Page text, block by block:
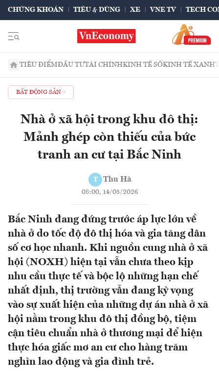
CHỨNG KHOÁN TIÊU & DÙNG XE VNE TV TECH
TIÊU ĐIỂMĐẦU TƯTÀI CHÍNHKINH TẾ SỐKINH TẾ XANH
BẤT ĐỘNG SẢN
Nhà ở xã hội trong khu đô thị:
Mảnh ghép còn thiếu của bức
tranh an cư tại Bắc Ninh
T Thu Hà
08:00, 14/05/2026
Bắc Ninh đang đứng trước áp lực lớn về
nhà ở do tốc độ đô thị hóa và gia tăng dân
số cơ học nhanh. Khi nguồn cung nhà ở xã
hội (NOXH) hiện tại vẫn chưa theo kịp
nhu cầu thực tế và bộc lộ những hạn chế
nhất định, thị trường vẫn đang kỳ vọng
vào sự xuất hiện của những dự án nhà ở xã
hội nằm trong khu đô thị đồng bộ, tiệm
cận tiêu chuẩn nhà ở thương mại để hiện
thực hóa giấc mơ an cư cho hàng trăm
nghìn lao động và gia đình trẻ.